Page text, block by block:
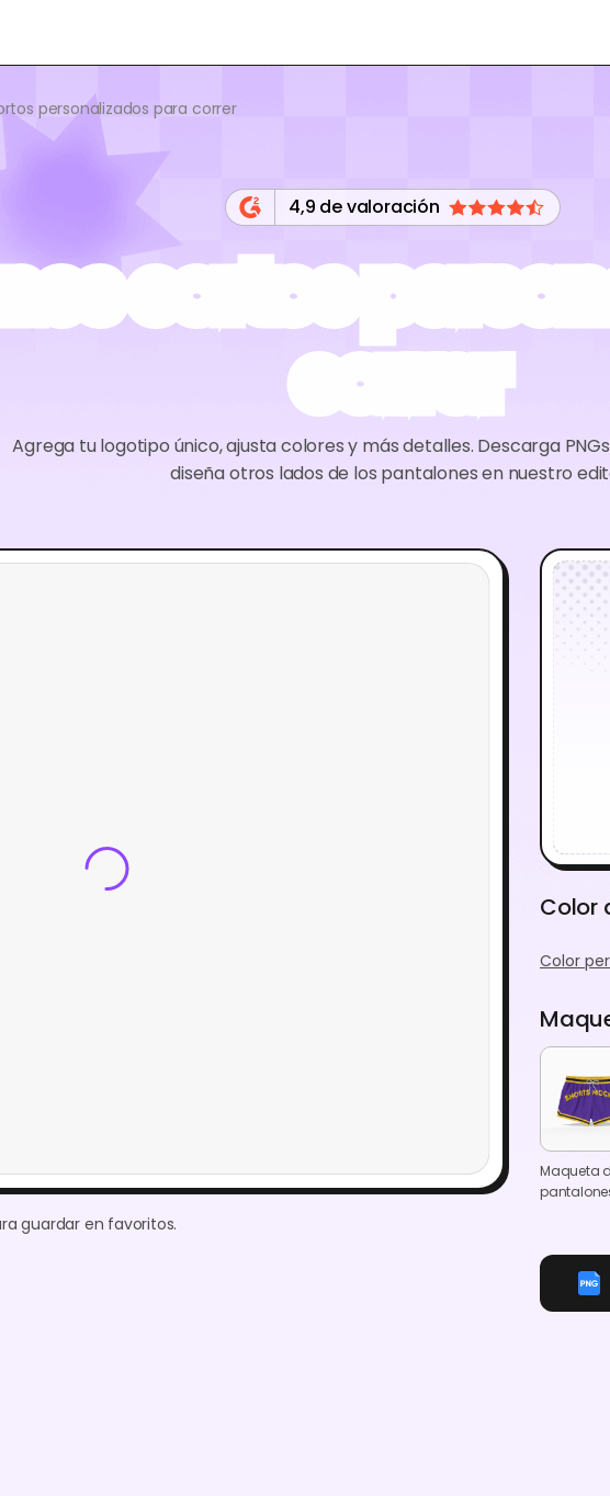
personalizados para correr
4,9 de valoración
cortos
correr
Agrega tu logotipo único, ajusta colores y más detalles. Descarga
diseña otros lados de los pantalones en nuestro
guardar en favoritos.
Color
Color
Maqueta
malla